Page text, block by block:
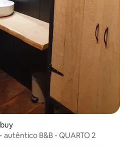
B&B - QUARTO 2